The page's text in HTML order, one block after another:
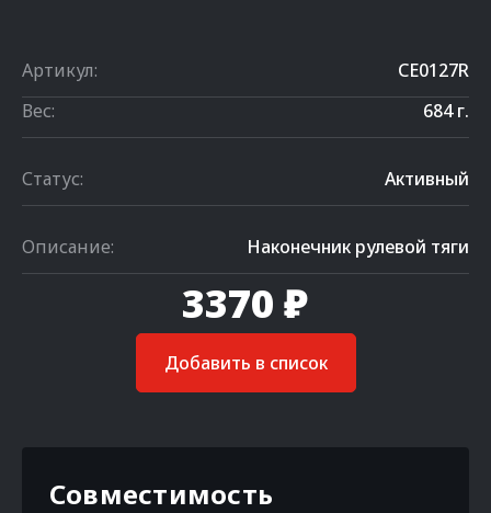
Артикул:
CE0127R
Вес:
684 г.
Статус: Активный
Описание: Наконечник рулевой тяги
3370 ₽
Добавить в список
Совместимость